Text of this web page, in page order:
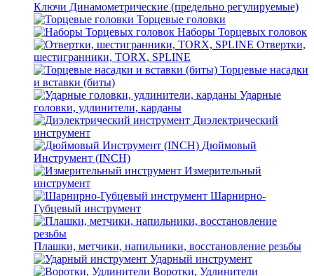
Ключи Динамометрические (предельно регулируемые)
Торцевые головки
Наборы Торцевых головок
Отвертки,
шестигранники, TORX, SPLINE
Торцевые насадки
и вставки (биты)
Ударные
головки, удлинители, карданы
Диэлектрический
инструмент
Дюймовый
Инструмент (INCH)
Измерительный
инструмент
Шарнирно-
Губцевый инструмент
Плашки, метчики, напильники, восстановление резьбы
Ударный инструмент
Воротки, Удлинители